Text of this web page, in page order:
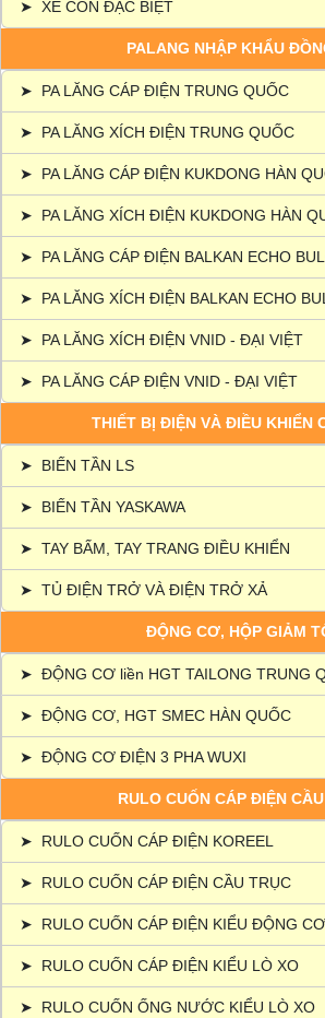
➤ XE CON ĐẶC BIỆT
PALANG NHẬP KHẨU
➤ PA LĂNG CÁP ĐIỆN TRUNG QUỐC
➤ PA LĂNG XÍCH ĐIỆN TRUNG QUỐC
➤ PA LĂNG CÁP ĐIỆN KUKDONG HÀN
➤ PA LĂNG XÍCH ĐIỆN KUKDONG HÀN
➤ PA LĂNG CÁP ĐIỆN BALKAN ECHO
➤ PA LĂNG XÍCH ĐIỆN BALKAN ECHO
➤ PA LĂNG XÍCH ĐIỆN VNID - ĐẠI VIỆT
➤ PA LĂNG CÁP ĐIỆN VNID - ĐẠI VIỆT
THIẾT BỊ ĐIỆN VÀ ĐIỀU KHIỂN
➤ BIẾN TẦN LS
➤ BIẾN TẦN YASKAWA
➤ TAY BẤM, TAY TRANG ĐIỀU KHIỂN
➤ TỦ ĐIỆN TRỞ VÀ ĐIỆN TRỞ XẢ
ĐỘNG CƠ, HỘP GIẢM
➤ ĐỘNG CƠ liền HGT TAILONG TRUNG
➤ ĐỘNG CƠ, HGT SMEC HÀN QUỐC
➤ ĐỘNG CƠ ĐIỆN 3 PHA WUXI
RULO CUỐN CÁP ĐIỆN
➤ RULO CUỐN CÁP ĐIỆN KOREEL
➤ RULO CUỐN CÁP ĐIỆN CẦU TRỤC
➤ RULO CUỐN CÁP ĐIỆN KIỂU ĐỘNG CƠ
➤ RULO CUỐN CÁP ĐIỆN KIỂU LÒ XO
➤ RULO CUỐN ỐNG NƯỚC KIỂU LÒ XO